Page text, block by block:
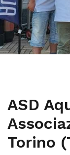
ASD
Torino